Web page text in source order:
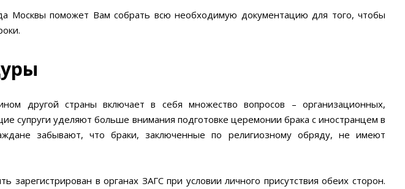
Москвы поможет Вам собрать всю необходимую документацию для того, чтобы
другой страны включает в себя множество вопросов – организационных,
супруги уделяют больше внимания подготовке церемонии брака с иностранцем в
забывают, что браки, заключенные по религиозному обряду, не имеют
зарегистрирован в органах ЗАГС при условии личного присутствия обеих сторон.